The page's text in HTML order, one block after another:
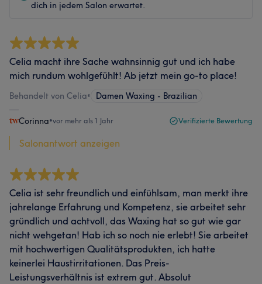
dich in jedem Salon erwartet.
Celia macht ihre Sache wahnsinnig gut und ich habe
mich rundum wohlgefühlt! Ab jetzt mein go-to place!
Behandelt von Celia• Damen Waxing - Brazilian
Corinna•vor mehr als 1 Jahr Verifizierte Bewertung
Salonantwort anzeigen
Celia ist sehr freundlich und einfühlsam, man merkt ihre
jahrelange Erfahrung und Kompetenz, sie arbeitet sehr
gründlich und achtvoll, das Waxing hat so gut wie gar
nicht wehgetan! Hab ich so noch nie erlebt! Sie arbeitet
mit hochwertigen Qualitätsprodukten, ich hatte
keinerlei Haustirritationen. Das Preis-
Leistungsverhältnis ist extrem gut. Absolut